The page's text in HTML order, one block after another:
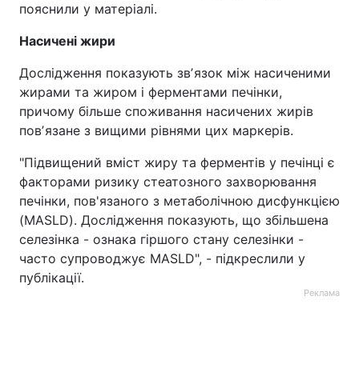
пояснили у матеріалі.
Насичені жири
Дослідження показують звʼязок між насиченими
жирами та жиром і ферментами печінки,
причому більше споживання насичених жирів
повʼязане з вищими рівнями цих маркерів.
"Підвищений вміст жиру та ферментів у печінці є
факторами ризику стеатозного захворювання
печінки, пов'язаного з метаболічною дисфункцією
(MASLD). Дослідження показують, що збільшена
селезінка - ознака гіршого стану селезінки -
часто супроводжує MASLD", - підкреслили у
публікації.
Реклама